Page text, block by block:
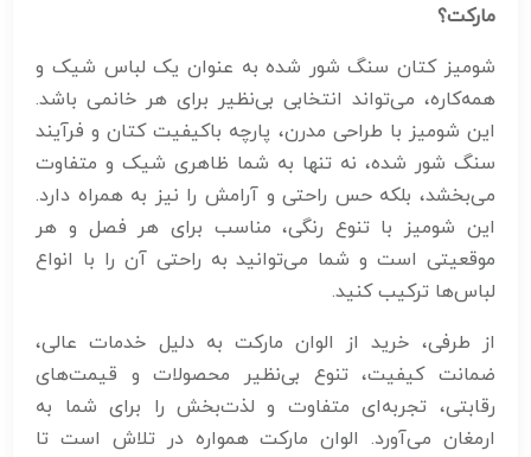
مارکت؟
شومیز کتان سنگ شور شده به عنوان یک لباس شیک و
همه‌کاره، می‌تواند انتخابی بی‌نظیر برای هر خانمی باشد.
این شومیز با طراحی مدرن، پارچه باکیفیت کتان و فرآیند
سنگ شور شده، نه تنها به شما ظاهری شیک و متفاوت
می‌بخشد، بلکه حس راحتی و آرامش را نیز به همراه دارد.
این شومیز با تنوع رنگی، مناسب برای هر فصل و هر
موقعیتی است و شما می‌توانید به راحتی آن را با انواع
لباس‌ها ترکیب کنید.
از طرفی، خرید از الوان مارکت به دلیل خدمات عالی،
ضمانت کیفیت، تنوع بی‌نظیر محصولات و قیمت‌های
رقابتی، تجربه‌ای متفاوت و لذت‌بخش را برای شما به
ارمغان می‌آورد. الوان مارکت همواره در تلاش است تا